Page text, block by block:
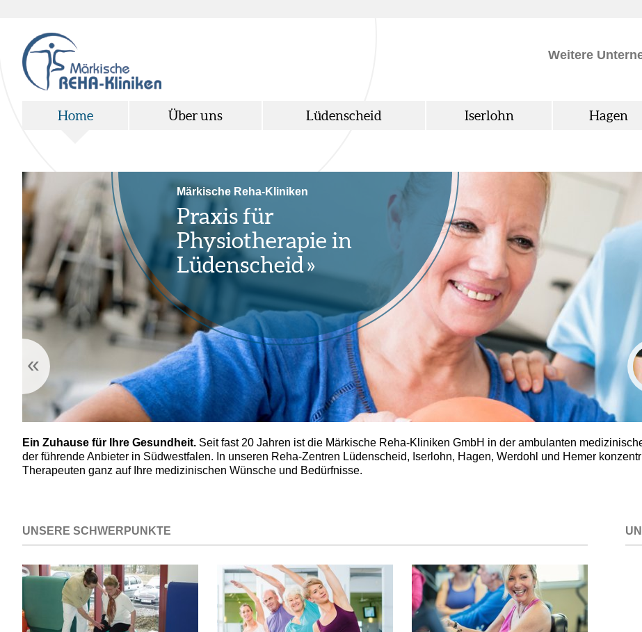
Weitere
Home Über uns Lüdenscheid Iserlohn Hagen
Reha-Kliniken
für
in
»
«
Ein Zuhause für Ihre Gesundheit. Seit fast 20 Jahren ist die Märkische Reha-Kliniken GmbH in der ambulanten
der führende Anbieter in Südwestfalen. In unseren Reha-Zentren Lüdenscheid, Iserlohn, Hagen, Werdohl und Hemer
Therapeuten ganz auf Ihre medizinischen Wünsche und Bedürfnisse.
UNSERE SCHWERPUNKTE